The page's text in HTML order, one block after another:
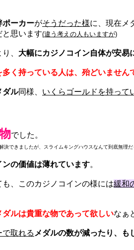
ポーカーがそうだった様に、現在メ
と思います(違う考えの人もいますが)
、 大幅にカジノコイン自体が安易
多く持っている人は、殆どいません
ダル同様、 いくらゴールドを持って
でした。
決できましたが、スライムキングハウスなんて到底無理
ンの価値は薄れています。
、このカジノコインの様には緩和
ダルは貴重な物であって欲しいなぁ
取れる メダルの数が減ったり、も